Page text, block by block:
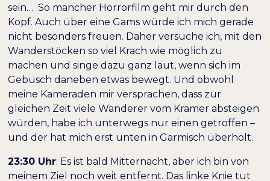
sein… So mancher Horrorfilm geht mir durch den
Kopf. Auch über eine Gams würde ich mich gerade
nicht besonders freuen. Daher versuche ich, mit den
Wanderstöcken so viel Krach wie möglich zu
machen und singe dazu ganz laut, wenn sich im
Gebüsch daneben etwas bewegt. Und obwohl
meine Kameraden mir versprachen, dass zur
gleichen Zeit viele Wanderer vom Kramer absteigen
würden, habe ich unterwegs nur einen getroffen –
und der hat mich erst unten in Garmisch überholt.
23:30 Uhr: Es ist bald Mitternacht, aber ich bin von
meinem Ziel noch weit entfernt. Das linke Knie tut